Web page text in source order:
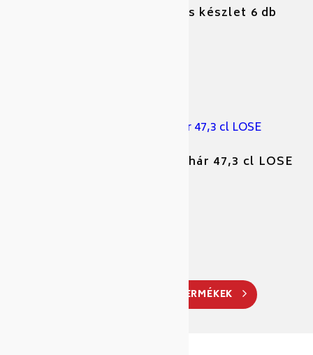
OPAL ÚJ csésze .9 cl mokkás készlet 6 db
LIBBEY PANELED üditős pohár 47,3 cl LOSE
TOVÁBBI HASONLÓ TERMÉKEK